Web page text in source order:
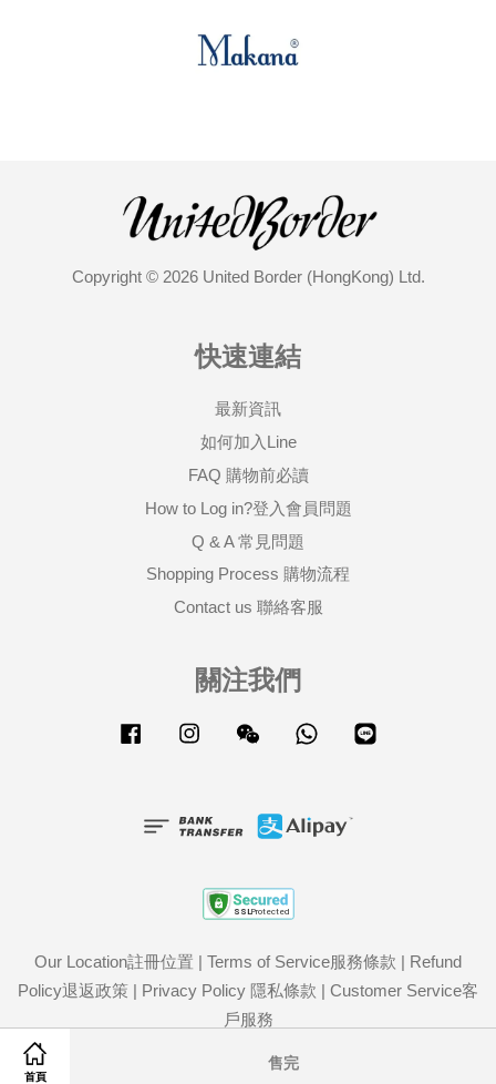
首頁
售完
Copyright © 2026 United Border (HongKong) Ltd.
快速連結
最新資訊
如何加入Line
FAQ 購物前必讀
How to Log in?登入會員問題
Q & A 常見問題
Shopping Process 購物流程
Contact us 聯絡客服
關注我們
Facebook Instagram Wechat Whatsapp
Our Location註冊位置 | Terms of Service服務條款 | Refund
Policy退返政策 | Privacy Policy 隱私條款 | Customer Service客
戶服務